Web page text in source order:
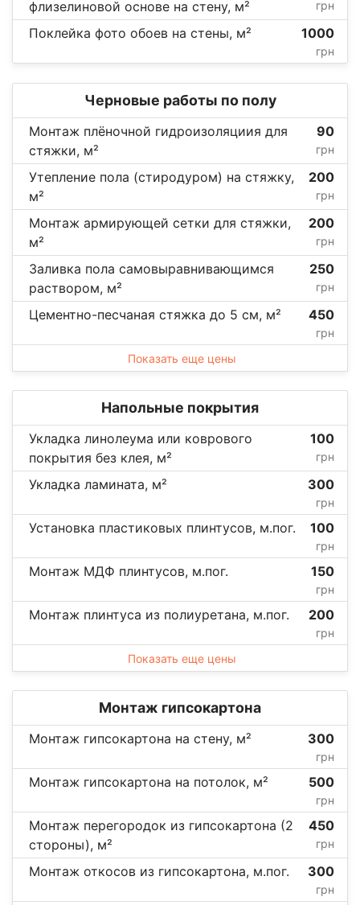
флизелиновой основе на стену, м²
грн
Поклейка фото обоев на стены, м² 1000
грн
Черновые работы по полу
Монтаж плёночной гидроизоляциия для
стяжки, м²
90
грн
Утепление пола (стиродуром) на стяжку,
м²
200
грн
Монтаж армирующей сетки для стяжки,
м²
200
грн
Заливка пола самовыравнивающимся
раствором, м²
250
грн
Цементно-песчаная стяжка до 5 см, м² 450
грн
Показать еще цены
Напольные покрытия
Укладка линолеума или коврового
покрытия без клея, м²
100
грн
Укладка ламината, м² 300
грн
Установка пластиковых плинтусов, м.пог. 100
грн
Монтаж МДФ плинтусов, м.пог. 150
грн
Монтаж плинтуса из полиуретана, м.пог. 200
грн
Показать еще цены
Монтаж гипсокартона
Монтаж гипсокартона на стену, м² 300
грн
Монтаж гипсокартона на потолок, м² 500
грн
Монтаж перегородок из гипсокартона (2
стороны), м²
450
грн
Монтаж откосов из гипсокартона, м.пог. 300
грн